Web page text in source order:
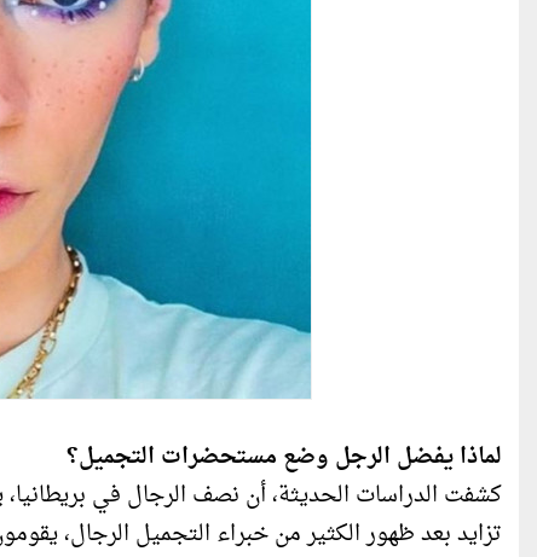
لماذا يفضل الرجل وضع مستحضرات التجميل؟
كشفت الدراسات الحديثة، أن نصف الرجال في
تزايد بعد ظهور الكثير من خبراء التجميل الرجال،